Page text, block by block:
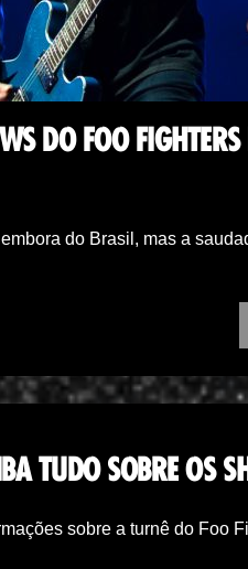
DO FOO
do Brasil, mas a
TUDO SOBRE OS
sobre a turnê do Foo